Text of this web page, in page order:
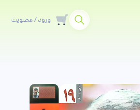
ورود / عضویت